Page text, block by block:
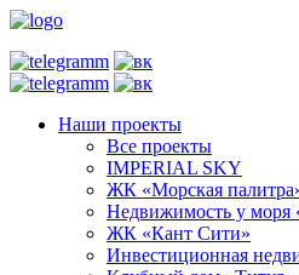
Наши проекты
Все проекты
IMPERIAL SKY
ЖК «Морская
Недвижимость у
ЖК «Кант Сити»
Инвестиционная